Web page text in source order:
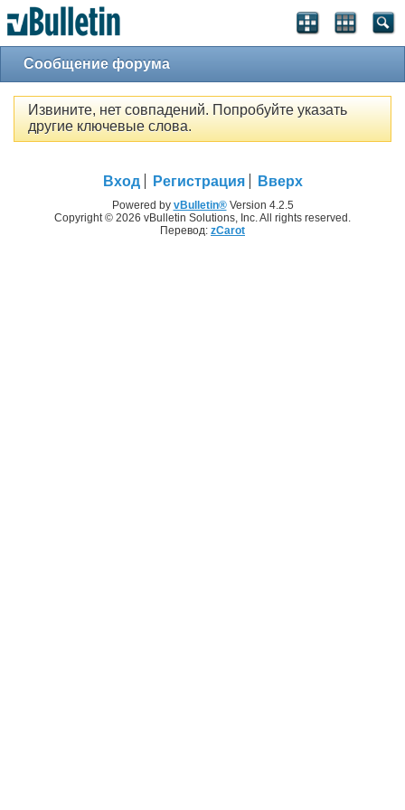
Сообщение форума
Извините, нет совпадений. Попробуйте указать
другие ключевые слова.
Вход Регистрация Вверх
Powered by vBulletin®Version 4.2.5
Copyright © 2026 vBulletin Solutions, Inc. All rights reserved.
Перевод: zCarot